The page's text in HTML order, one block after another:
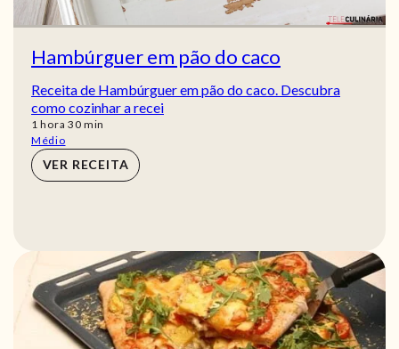
Hambúrguer em pão do caco
Receita de Hambúrguer em pão do caco. Descubra
como cozinhar a recei
1 hora
hora 30min
min
Médio
VER RECEITA